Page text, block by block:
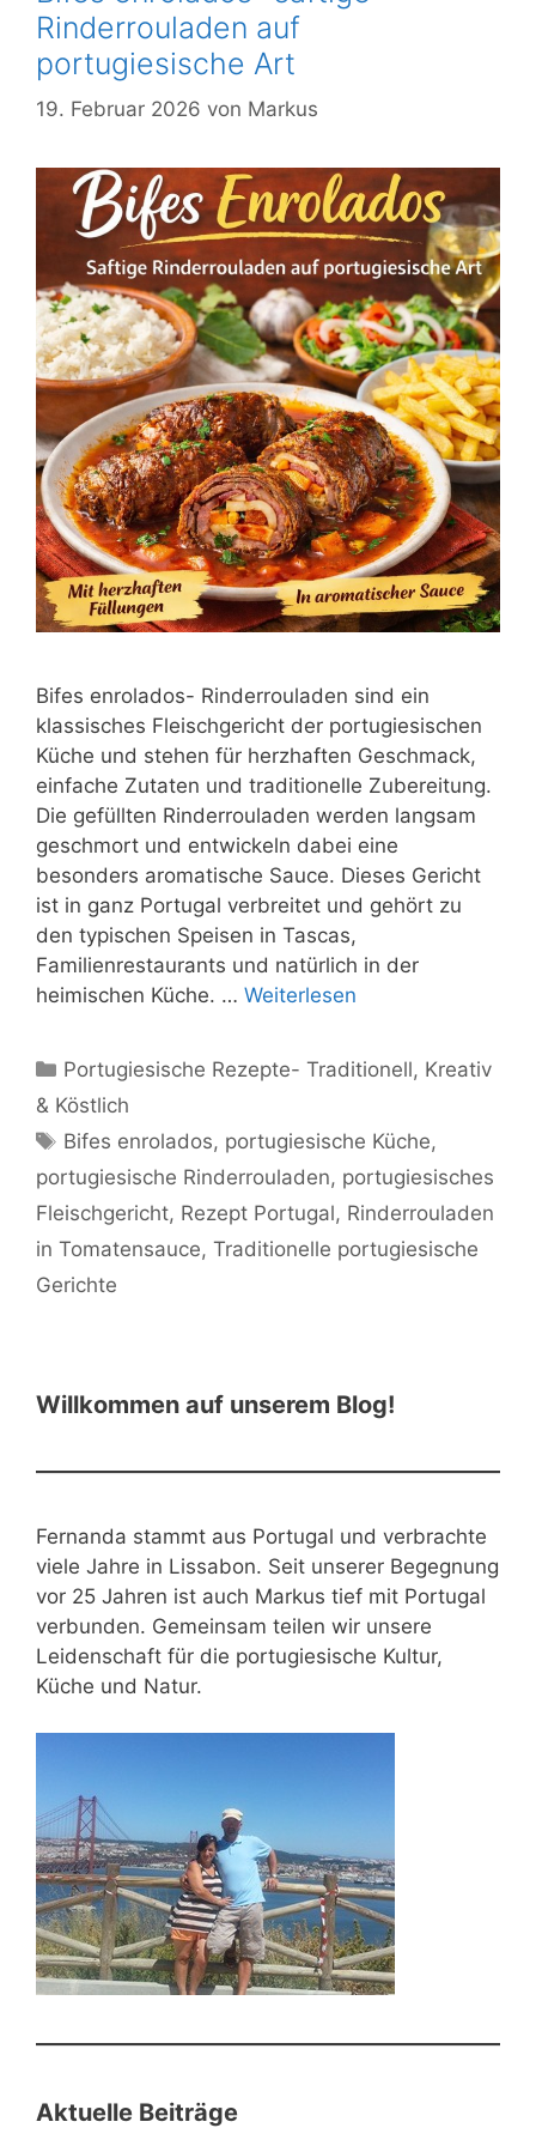
Rinderrouladen auf
portugiesische Art
19. Februar 2026 von Markus
Bifes enrolados- Rinderrouladen sind ein
klassisches Fleischgericht der portugiesischen
Küche und stehen für herzhaften Geschmack,
einfache Zutaten und traditionelle Zubereitung.
Die gefüllten Rinderrouladen werden langsam
geschmort und entwickeln dabei eine
besonders aromatische Sauce. Dieses Gericht
ist in ganz Portugal verbreitet und gehört zu
den typischen Speisen in Tascas,
Familienrestaurants und natürlich in der
heimischen Küche. … Weiterlesen
Kategorien
Portugiesische Rezepte- Traditionell, Kreativ
& Köstlich
Schlagwörter
Bifes enrolados, portugiesische Küche,
portugiesische Rinderrouladen, portugiesisches
Fleischgericht, Rezept Portugal, Rinderrouladen
in Tomatensauce, Traditionelle portugiesische
Gerichte
Willkommen auf unserem Blog!
Fernanda stammt aus Portugal und verbrachte
viele Jahre in Lissabon. Seit unserer Begegnung
vor 25 Jahren ist auch Markus tief mit Portugal
verbunden. Gemeinsam teilen wir unsere
Leidenschaft für die portugiesische Kultur,
Küche und Natur.
Aktuelle Beiträge